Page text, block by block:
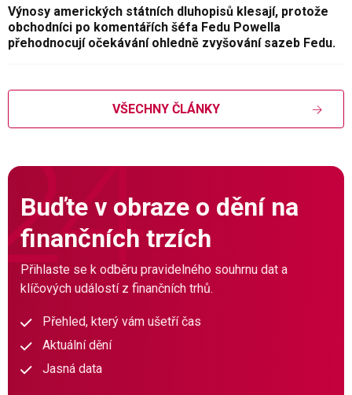
Výnosy amerických státních dluhopisů klesají, protože
obchodníci po komentářích šéfa Fedu Powella
přehodnocují očekávání ohledně zvyšování sazeb Fedu.
VŠECHNY ČLÁNKY
Buďte v obraze o dění na
finančních trzích
Přihlaste se k odběru pravidelného souhrnu dat a
klíčových událostí z finančních trhů.
Přehled, který vám ušetří čas
Aktuální dění
Jasná data